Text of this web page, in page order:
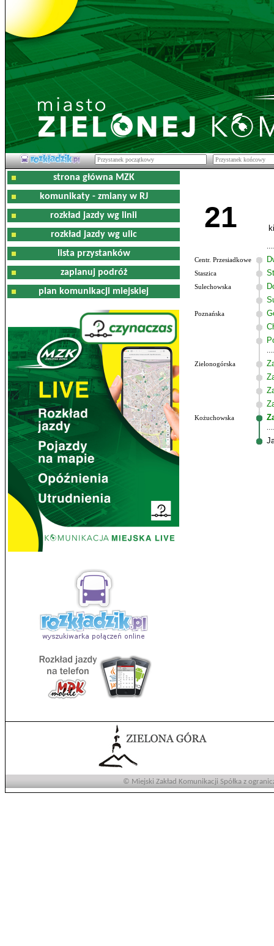
strona główna MZK
komunikaty - zmiany w RJ
rozkład jazdy wg linii
rozkład jazdy wg ulic
lista przystanków
zaplanuj podróż
plan komunikacji miejskiej
21
Centr. Przesiadkowe
Staszica
Sulechowska
Poznańska
Zielonogórska
Kożuchowska
© Miejski Zakład Komunikacji Spółka z